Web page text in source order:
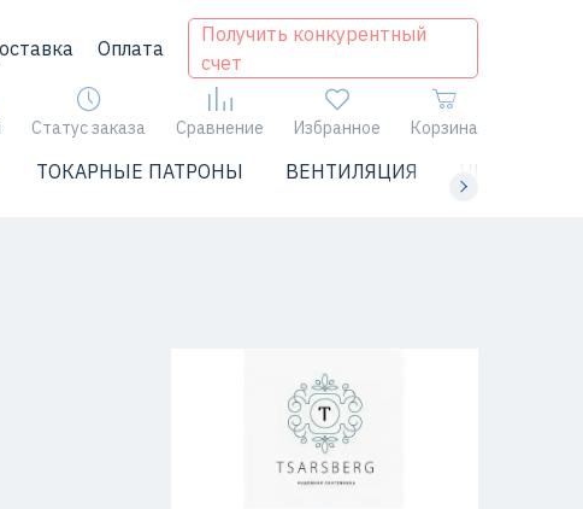
Оплата
Получить конкурентный
счет
Статус заказа Сравнение Избранное Корзина
ТОКАРНЫЕ ПАТРОНЫ ВЕНТИЛЯЦИЯ ЧИЛЛЕРЫ